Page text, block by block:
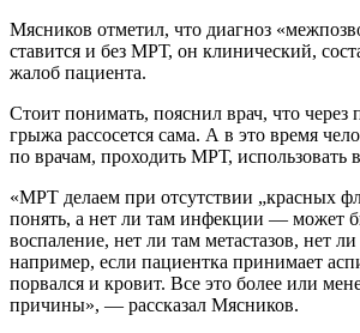
Мясников отметил, что диагноз
ставится и без МРТ, он клинический,
жалоб пациента.
Стоит понимать, пояснил врач, что через
грыжа рассосется сама. А в это время
по врачам, проходить МРТ, использовать
«МРТ делаем при отсутствии „красных
понять, а нет ли там инфекции — может
воспаление, нет ли там метастазов, нет
например, если пациентка принимает
порвался и кровит. Все это более или
причины», — рассказал Мясников.